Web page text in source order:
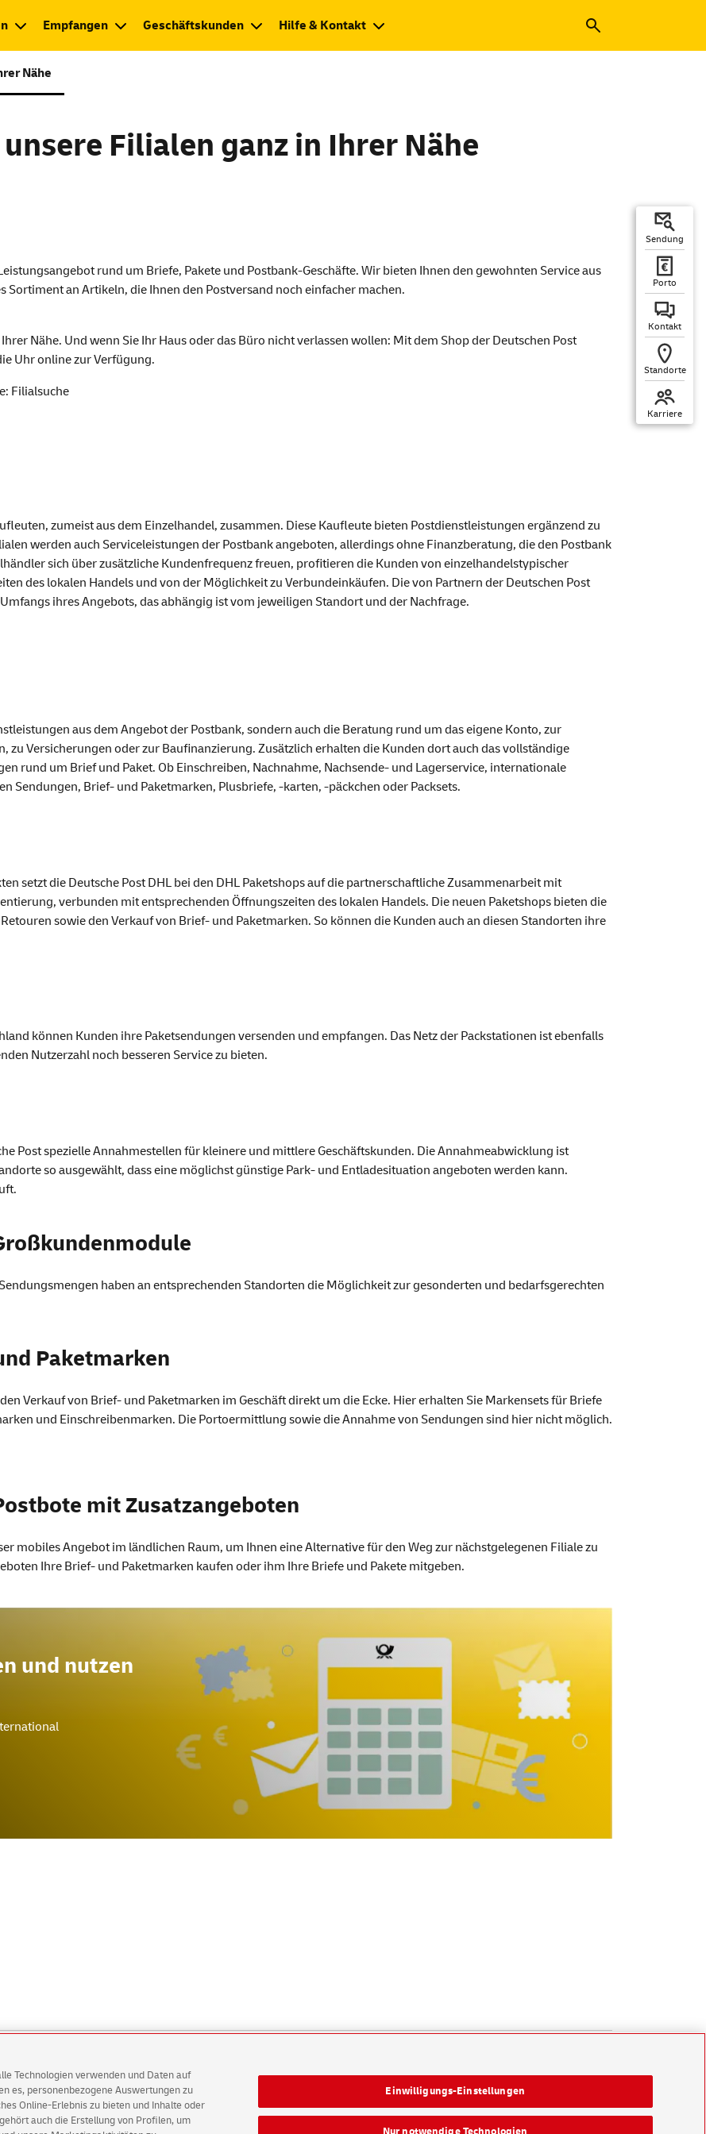
Empfangen Geschäftskunden Hilfe & Kontakt
Nähe
Sendung
Porto
Kontakt
Standorte
Karriere
Filialen ganz in Ihrer Nähe
rund um Briefe, Pakete und Postbank-Geschäfte. Wir bieten Ihnen den gewohnten Serviceaus
Sortiment an Artikeln, die Ihnen den Postversand noch einfacher machen.
Nähe. Und wenn Sie Ihr Haus oder das Büro nicht verlassen wollen: Mit dem Shopder Deutschen Post
Uhr online zur Verfügung.
Filialsuche
zumeist aus dem Einzelhandel, zusammen. Diese Kaufleute bieten Postdienstleistungen ergänzend zu
werden auch Serviceleistungen der Postbank angeboten, allerdings ohne Finanzberatung, die den Postbank
sich über zusätzliche Kundenfrequenz freuen, profitieren die Kunden von einzelhandelstypischer
des lokalen Handels und von der Möglichkeit zu Verbundeinkäufen. Die von Partnern der Deutschen Post
ihres Angebots, das abhängig ist vom jeweiligen Standort und der Nachfrage.
aus dem Angebot der Postbank, sondern auch die Beratung rund um das eigene Konto, zur
zu Versicherungen oder zur Baufinanzierung. Zusätzlich erhalten die Kunden dort auch das vollständige
rund um Brief und Paket. Ob Einschreiben, Nachnahme, Nachsende- und Lagerservice, internationale
Sendungen, Brief- und Paketmarken, Plusbriefe, -karten, -päckchen oder Packsets.
setzt die Deutsche Post DHL bei den DHL Paketshopsauf die partnerschaftliche Zusammenarbeit mit
verbunden mit entsprechenden Öffnungszeiten des lokalen Handels. Die neuen Paketshops bieten die
sowie den Verkauf von Brief- und Paketmarken. So können die Kunden auch an diesen Standorten ihre
können Kunden ihre Paketsendungen versenden und empfangen. Das Netz der Packstationen ist ebenfalls
Nutzerzahl noch besseren Service zu bieten.
Post spezielle Annahmestellen für kleinere und mittlere Geschäftskunden. Die Annahmeabwicklung ist
so ausgewählt, dass eine möglichst günstige Park- und Entladesituation angeboten werden kann.
haben an entsprechenden Standorten die Möglichkeit zur gesonderten und bedarfsgerechten
Paketmarken
Verkauf von Brief- und Paketmarken im Geschäft direkt um die Ecke. Hier erhalten Sie Markensets für Briefe
und Einschreibenmarken. Die Portoermittlung sowie die Annahme von Sendungen sind hier nicht möglich.
mit Zusatzangeboten
mobiles Angebot im ländlichen Raum, um Ihnen eine Alternative für den Weg zur nächstgelegenen Filiale zu
Ihre Brief- und Paketmarken kaufen oder ihm Ihre Briefe und Pakete mitgeben.
und nutzen
E-Mails
Technologien verwenden und Daten auf
es, personenbezogene Auswertungen zu
Online-Erlebnis zu bieten und Inhalte oder
auch die Erstellung von Profilen, um
Einwilligungs-Einstellungen
Nur notwendige Technologien